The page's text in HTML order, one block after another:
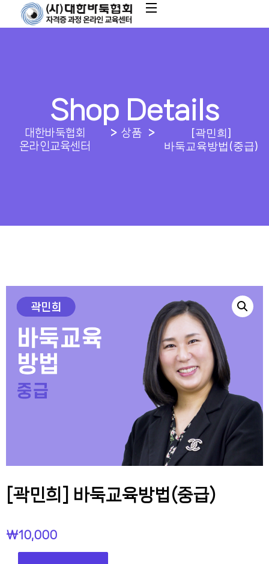
Shop Details
대한바둑협회
온라인교육센터
상품
[곽민희]
바둑교육방법(중급)
[곽민희] 바둑교육방법(중급)
₩10,000